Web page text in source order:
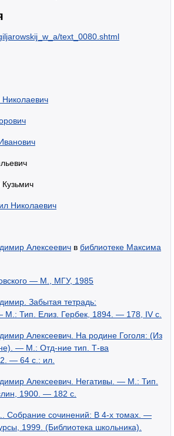
text_0080.shtml
Николаевич
Алексеевич в библиотеке Максима
— М., МГУ, 1985
Забытая тетрадь:
М.: Тип. Елиз. Гербек, 1894. — 178, IV с.
Алексеевич. На родине Гоголя: (Из
— М.: Отд-ние тип. Т-ва
— 64 с.: ил.
Алексеевич. Негативы. — М.: Тип.
1900. — 182 с.
Собрание сочинений: В 4-х томах. —
1999. (Библиотека школьника).